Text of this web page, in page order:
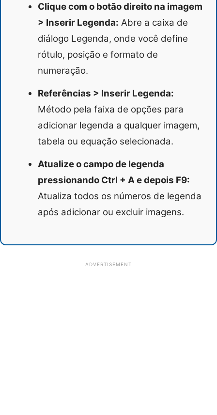
Clique com o botão direito na imagem
> Inserir Legenda: Abre a caixa de
diálogo Legenda, onde você define
rótulo, posição e formato de
numeração.
Referências > Inserir Legenda:
Método pela faixa de opções para
adicionar legenda a qualquer imagem,
tabela ou equação selecionada.
Atualize o campo de legenda
pressionando Ctrl + A e depois F9:
Atualiza todos os números de legenda
após adicionar ou excluir imagens.
ADVERTISEMENT